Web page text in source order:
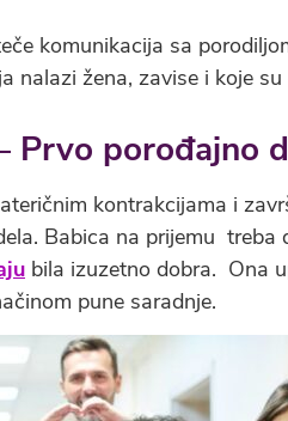
komunikacija sa
žena, zavise i koje
Prvo porođajno
kontrakcijama i
Babica na prijemu treba
bila izuzetno dobra. Ona
pune saradnje.